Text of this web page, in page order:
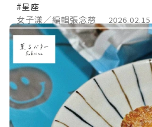
#星座
女子漾／編輯張念慈
2026.02.15